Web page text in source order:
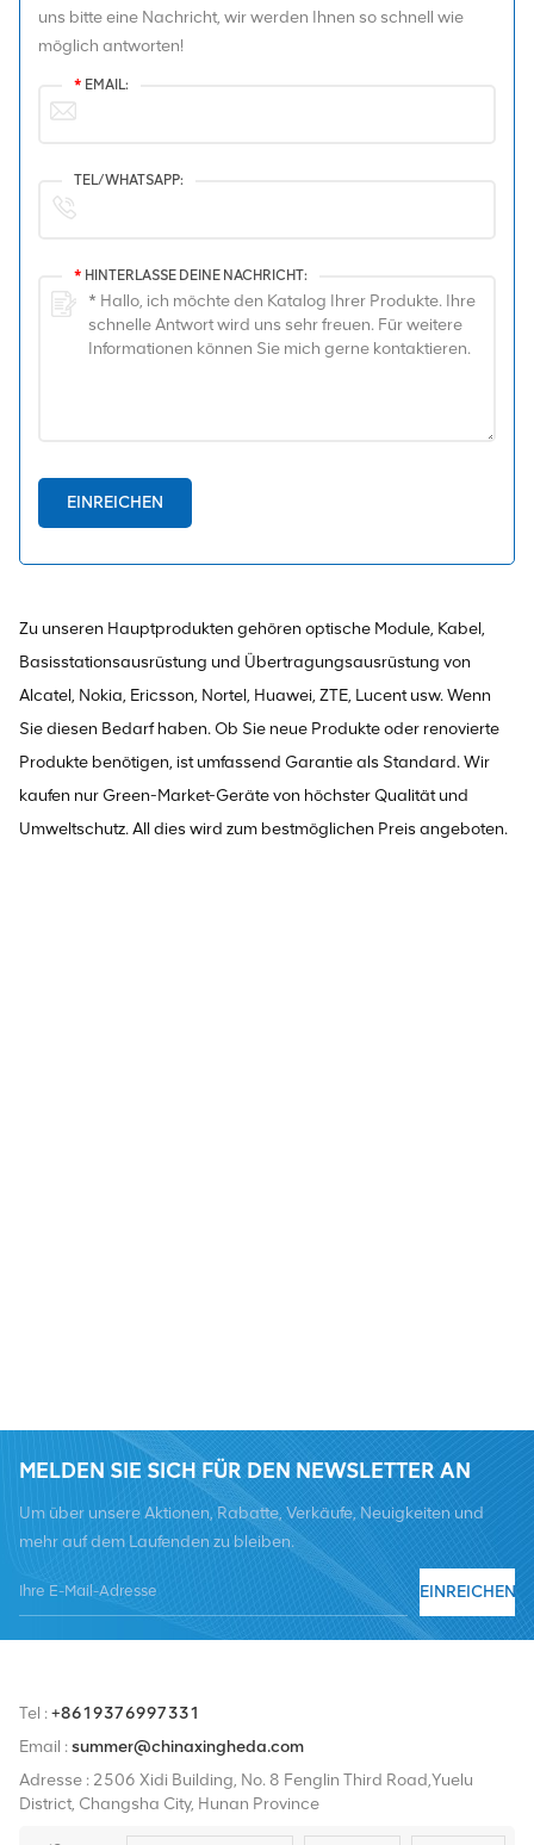
uns bitte eine Nachricht, wir werden Ihnen so schnell wie
möglich antworten!
* EMAIL:
TEL/WHATSAPP:
* HINTERLASSE DEINE NACHRICHT:
EINREICHEN
Zu unseren Hauptprodukten gehören optische Module, Kabel,
Basisstationsausrüstung und Übertragungsausrüstung von
Alcatel, Nokia, Ericsson, Nortel, Huawei, ZTE, Lucent usw. Wenn
Sie diesen Bedarf haben. Ob Sie neue Produkte oder renovierte
Produkte benötigen, ist umfassend Garantie als Standard. Wir
kaufen nur Green-Market-Geräte von höchster Qualität und
Umweltschutz. All dies wird zum bestmöglichen Preis angeboten.
MELDEN SIE SICH FÜR DEN NEWSLETTER AN
Um über unsere Aktionen, Rabatte, Verkäufe, Neuigkeiten und
mehr auf dem Laufenden zu bleiben.
EINREICHEN
Tel :+8619376997331
Email :summer@chinaxingheda.com
Adresse : 2506 Xidi Building, No. 8 Fenglin Third Road,Yuelu
District, Changsha City, Hunan Province